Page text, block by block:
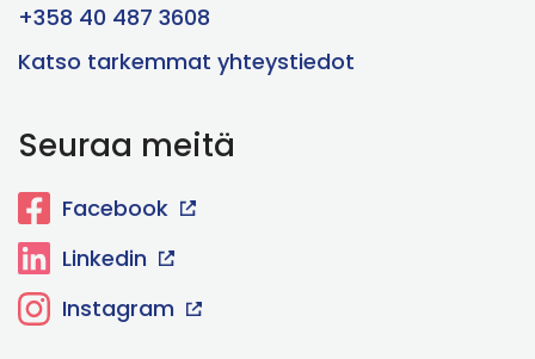
+358 40 487 3608
Katso tarkemmat yhteystiedot
Seuraa meitä
Facebook
Linkedin
Instagram